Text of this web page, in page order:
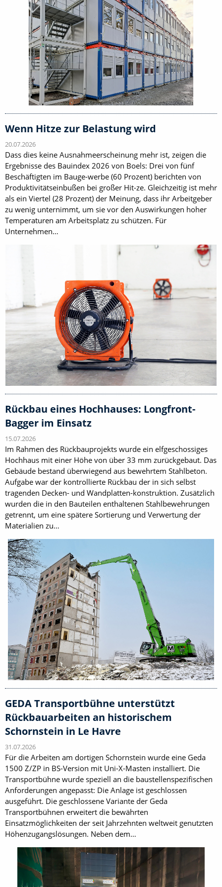
Wenn Hitze zur Belastung wird
20.07.2026
Dass dies keine Ausnahmeerscheinung mehr ist, zeigen die
Ergebnisse des Bauindex 2026 von Boels: Drei von fünf
Beschäftigten im Bauge-werbe (60 Prozent) berichten von
Produktivitätseinbußen bei großer Hit-ze. Gleichzeitig ist mehr
als ein Viertel (28 Prozent) der Meinung, dass ihr Arbeitgeber
zu wenig unternimmt, um sie vor den Auswirkungen hoher
Temperaturen am Arbeitsplatz zu schützen. Für
Unternehmen…
Rückbau eines Hochhauses: Longfront-
Bagger im Einsatz
15.07.2026
Im Rahmen des Rückbauprojekts wurde ein elfgeschossiges
Hochhaus mit einer Höhe von über 33 mm zurückgebaut. Das
Gebäude bestand überwiegend aus bewehrtem Stahlbeton.
Aufgabe war der kontrollierte Rückbau der in sich selbst
tragenden Decken- und Wandplatten-konstruktion. Zusätzlich
wurden die in den Bauteilen enthaltenen Stahlbewehrungen
getrennt, um eine spätere Sortierung und Verwertung der
Materialien zu…
GEDA Transportbühne unterstützt
Rückbauarbeiten an historischem
Schornstein in Le Havre
31.07.2026
Für die Arbeiten am dortigen Schornstein wurde eine Geda
1500 Z/ZP in BS-Version mit Uni-X-Masten installiert. Die
Transportbühne wurde speziell an die baustellenspezifischen
Anforderungen angepasst: Die Anlage ist geschlossen
ausgeführt. Die geschlossene Variante der Geda
Transportbühnen erweitert die bewährten
Einsatzmöglichkeiten der seit Jahrzehnten weltweit genutzten
Höhenzugangslösungen. Neben dem…